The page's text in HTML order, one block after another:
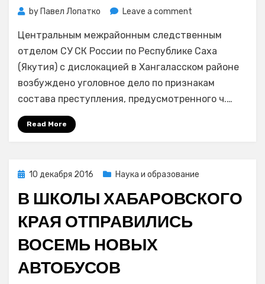
by Павел Лопатко Leave a comment
уголовное
дело
по
массового
отравления
Центральным межрайонным следственным
отделом СУ СК России по Республике Саха
(Якутия) с дислокацией в Хангаласском районе
возбуждено уголовное дело по признакам
состава преступления, предусмотренного ч.…
Read More
Posted
10 декабря 2016 Наука и образование
В ШКОЛЫ ХАБАРОВСКОГО
КРАЯ ОТПРАВИЛИСЬ
ВОСЕМЬ НОВЫХ
АВТОБУСОВ